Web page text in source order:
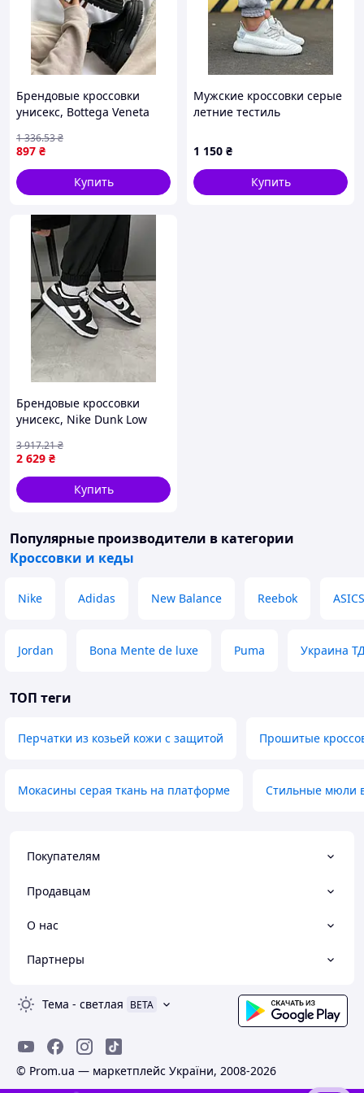
Брендовые кроссовки
унисекс, Bottega Veneta
36
897 ₴
1 336.53₴
Купить
Мужские кроссовки серые
летние тестиль
1 150 ₴
Купить
Брендовые кроссовки
унисекс, Nike Dunk Low
2 629 ₴
3 917.21₴
Купить
Популярные производители в категории
Кроссовки и кеды
Nike Adidas New Balance Reebok ASICS
Jordan Bona Mente de luxe Puma Украина
ТОП теги
Перчатки из козьей кожи с защитой Прошитые
Мокасины серая ткань на платформе Стильные мюли
Покупателям
Продавцам
О нас
Партнеры
Тема - светлая BETA
© Prom.ua — маркетплейс України, 2008-2026